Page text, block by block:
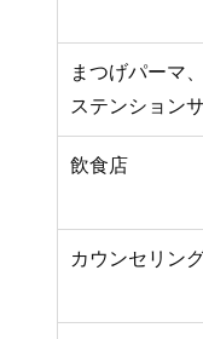
まつげパーマ
ステンション
飲食店
カウンセリン